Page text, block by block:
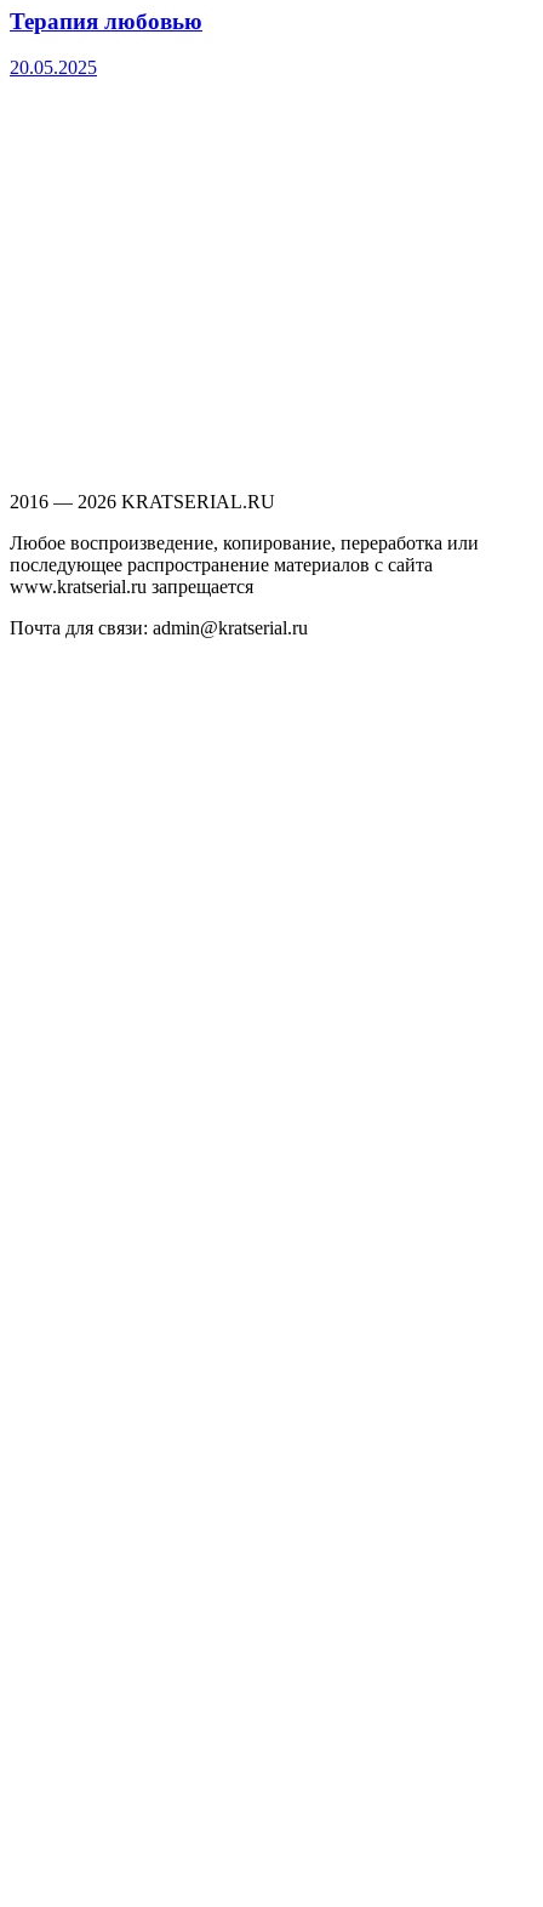
Терапия любовью
20.05.2025
2016 — 2026 KRATSERIAL.RU
Любое воспроизведение, копирование, переработка или
последующее распространение материалов с сайта
www.kratserial.ru запрещается
Почта для связи: admin@kratserial.ru